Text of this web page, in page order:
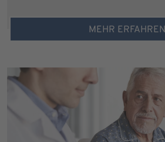
MEHR ERFAHREN